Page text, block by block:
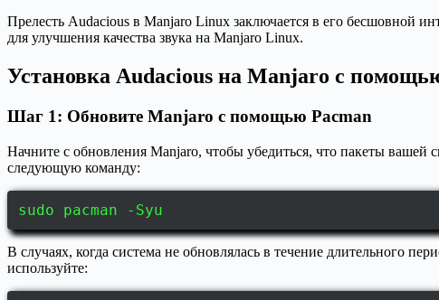
Прелесть Audacious в Manjaro Linux заключается в его бесшовной
для улучшения качества звука на Manjaro Linux.
Установка Audacious на Manjaro с
Шаг 1: Обновите Manjaro с помощью Pacman
Начните с обновления Manjaro, чтобы убедиться, что пакеты
следующую команду:
sudo pacman -Syu
В случаях, когда система не обновлялась в течение длительного
используйте: